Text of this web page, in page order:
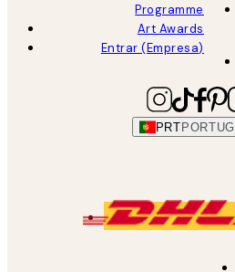
Programme
Art Awards
Entrar (Empresa)
PRT